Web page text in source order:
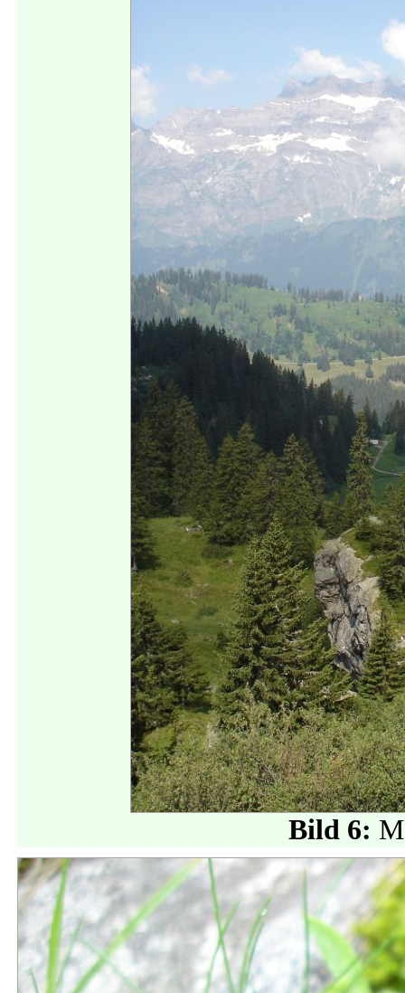
Bild 6: